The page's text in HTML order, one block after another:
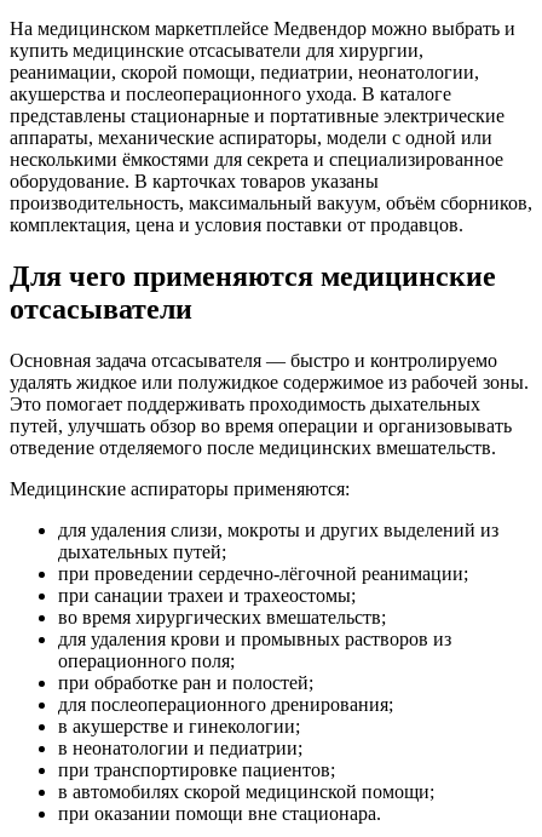
На медицинском маркетплейсе Медвендор можно выбрать и
купить медицинские отсасыватели для хирургии,
реанимации, скорой помощи, педиатрии, неонатологии,
акушерства и послеоперационного ухода. В каталоге
представлены стационарные и портативные электрические
аппараты, механические аспираторы, модели с одной или
несколькими ёмкостями для секрета и специализированное
оборудование. В карточках товаров указаны
производительность, максимальный вакуум, объём сборников,
комплектация, цена и условия поставки от продавцов.
Для чего применяются медицинские
отсасыватели
Основная задача отсасывателя — быстро и контролируемо
удалять жидкое или полужидкое содержимое из рабочей зоны.
Это помогает поддерживать проходимость дыхательных
путей, улучшать обзор во время операции и организовывать
отведение отделяемого после медицинских вмешательств.
Медицинские аспираторы применяются:
для удаления слизи, мокроты и других выделений из
дыхательных путей;
при проведении сердечно-лёгочной реанимации;
при санации трахеи и трахеостомы;
во время хирургических вмешательств;
для удаления крови и промывных растворов из
операционного поля;
при обработке ран и полостей;
для послеоперационного дренирования;
в акушерстве и гинекологии;
в неонатологии и педиатрии;
при транспортировке пациентов;
в автомобилях скорой медицинской помощи;
при оказании помощи вне стационара.